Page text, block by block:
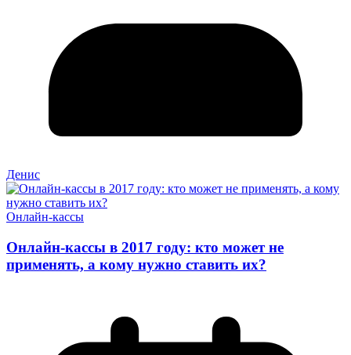
Денис
Онлайн-кассы
Онлайн-кассы в 2017 году: кто может не
применять, а кому нужно ставить их?